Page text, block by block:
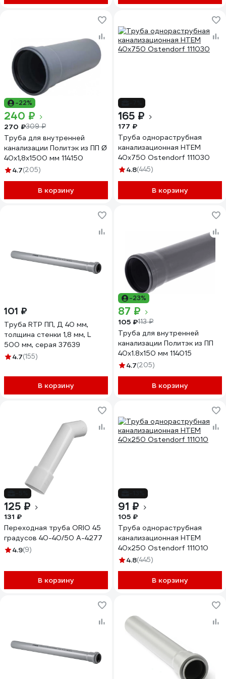
-22%
240 ₽
270 ₽309 ₽
Труба для внутренней
канализации Политэк из ПП Ø
40x1,8x1500 мм 114150
4.7(205)
В корзину
165 ₽
177 ₽
Труба однораструбная
канализационная HTEM
40х750 Ostendorf 111030
4.8(445)
В корзину
101 ₽
Труба RTP ПП, Д 40 мм,
толщина стенки 1,8 мм, L
500 мм, серая 37639
4.7(155)
В корзину
-23%
87 ₽
105 ₽113 ₽
Труба для внутренней
канализации Политэк из ПП
40х1.8х150 мм 114015
4.7(205)
В корзину
125 ₽
131 ₽
Переходная труба ORIO 45
градусов 40-40/50 А-4277
4.9(9)
В корзину
91 ₽
105 ₽
Труба однораструбная
канализационная HTEM
40х250 Ostendorf 111010
4.8(445)
В корзину